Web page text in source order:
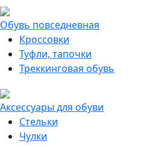
Обувь повседневная
Кроссовки
Туфли, тапочки
Треккинговая обувь
Аксессуары для обуви
Стельки
Чулки